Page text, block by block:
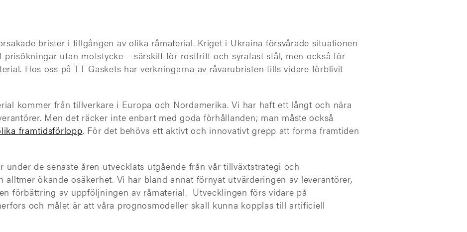
brister i tillgången av olika råmaterial. Kriget i Ukraina försvårade situationen
utan motstycke – särskilt för rostfritt och syrafast stål, men också för
Hos oss på TT Gaskets har verkningarna av råvarubristen tills vidare förblivit
kommer från tillverkare i Europa och Nordamerika. Vi har haft ett långt och nära
Men det räcker inte enbart med goda förhållanden; man måste också
framtidsförlopp. För det behövs ett aktivt och innovativt grepp att forma framtiden
under de senaste åren utvecklats utgående från vår tillväxtstrategi och
alltmer ökande osäkerhet. Vi har bland annat förnyat utvärderingen av leverantörer,
förbättring av uppföljningen av råmaterial. Utvecklingen förs vidare på
och målet är att våra prognosmodeller skall kunna kopplas till artificiell